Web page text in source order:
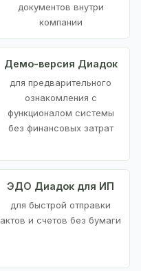
документов внутри
компании
Демо-версия Диадок
для предварительного
ознакомления с
функционалом системы
без финансовых затрат
ЭДО Диадок для ИП
для быстрой отправки
актов и счетов без бумаги